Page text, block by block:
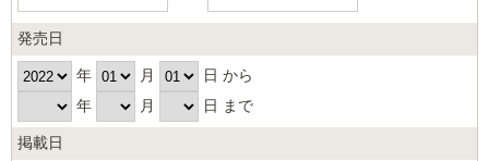
発売日
年 月
日 から
年
月 日 まで
掲載日